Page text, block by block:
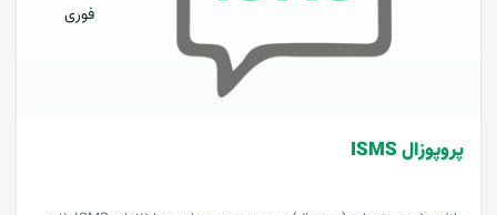
فوری
پروپوزال ISMS